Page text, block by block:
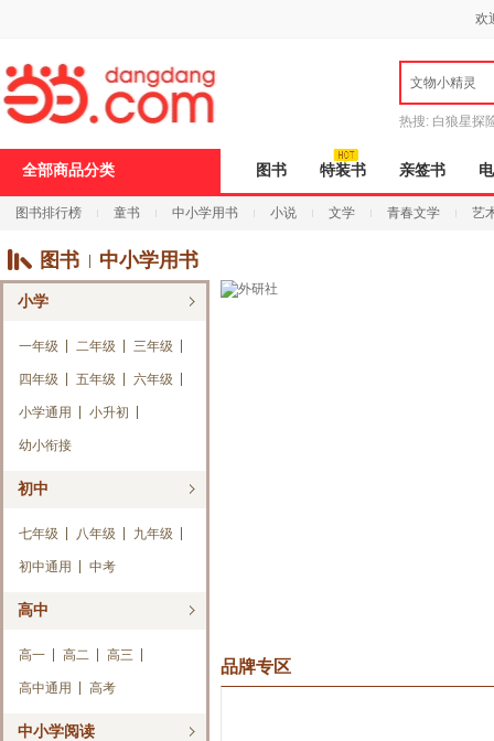
欢
文物小精灵
热搜: 白狼星探
全部商品分类 图书 特装书 亲签书
图书排行榜 童书 中小学用书 小说 文学 青春文学 艺
图书 中小学用书
小学
一年级 二年级 三年级
四年级 五年级 六年级
小学通用 小升初
幼小衔接
初中
七年级 八年级 九年级
初中通用 中考
高中
高一 高二 高三
高中通用 高考
中小学阅读
品牌专区
打
开
无
障
页
Ctrl
加
波